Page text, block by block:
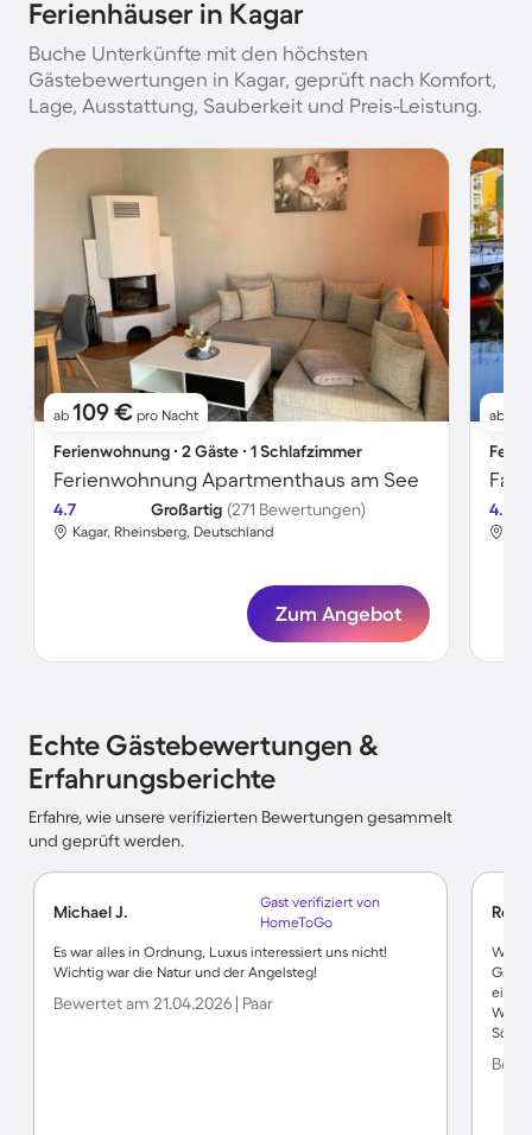
Ferienhäuser in Kagar
Buche Unterkünfte mit den höchsten
Gästebewertungen in Kagar, geprüft nach Komfort,
Lage, Ausstattung, Sauberkeit und Preis-Leistung.
ab 109 € pro Nacht
Ferienwohnung ∙ 2 Gäste ∙ 1 Schlafzimmer
Ferienwohnung Apartmenthaus am See
4.7 Großartig (271 Bewertungen)
Kagar, Rheinsberg, Deutschland
Zum Angebot
ab
4.6
Echte Gästebewertungen &
Erfahrungsberichte
Erfahre, wie unsere verifizierten Bewertungen gesammelt
und geprüft werden.
Michael J.
Gast verifiziert von
HomeToGo
Es war alles in Ordnung, Luxus interessiert uns nicht!
Wichtig war die Natur und der Angelsteg!
Bewertet am 21.04.2026 | Paar
Wir